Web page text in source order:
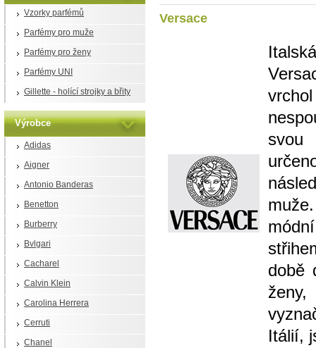
Vzorky parfémů
Parfémy pro muže
Parfémy pro ženy
Parfémy UNI
Gillette - holící strojky a břity
Výrobce
Adidas
Aigner
Antonio Banderas
Benetton
Burberry
Bvlgari
Cacharel
Calvin Klein
Carolina Herrera
Cerruti
Chanel
Versace
svou
době
Itálií,